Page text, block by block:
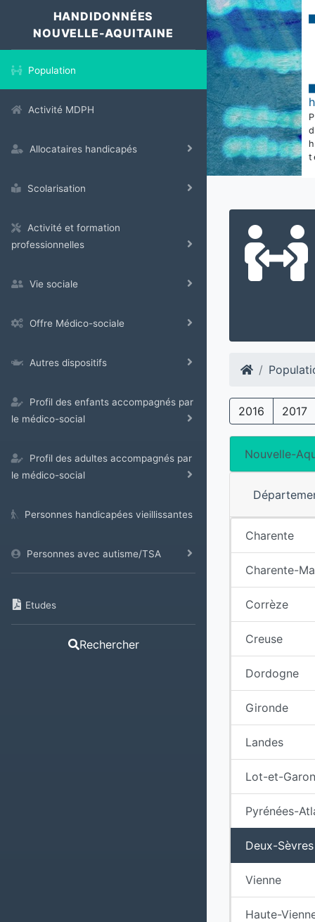
HANDIDONNÉES
NOUVELLE-AQUITAINE
Population
Activité MDPH
Allocataires handicapés
Scolarisation
Activité et formation
professionnelles
Vie sociale
Offre Médico-sociale
Autres dispositifs
Profil des enfants accompagnés par
le médico-social
Profil des adultes accompagnés par
le médico-social
Personnes handicapées vieillissantes
Personnes avec autisme/TSA
Etudes
Rechercher
2016 2017
Nouvelle-
Charente
Charente-
Corrèze
Creuse
Dordogne
Gironde
Landes
Lot-et-
Pyrénées-
Deux-Sèvres
Vienne
Haute-